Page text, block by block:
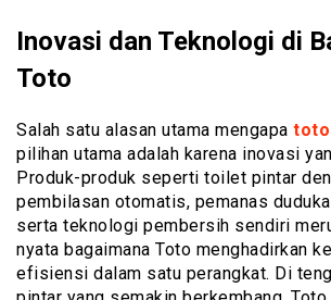
Inovasi dan Teknologi di
Toto
Salah satu alasan utama mengapa toto
pilihan utama adalah karena inovasi
Produk-produk seperti toilet pintar
pembilasan otomatis, pemanas
serta teknologi pembersih sendiri
nyata bagaimana Toto menghadirkan
efisiensi dalam satu perangkat. Di